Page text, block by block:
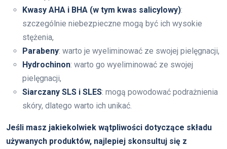
Kwasy AHA i BHA (w tym kwas salicylowy):
szczególnie niebezpieczne mogą być ich wysokie
stężenia,
Parabeny: warto je wyeliminować ze swojej pielęgnacji,
Hydrochinon: warto go wyeliminować ze swojej
pielęgnacji,
Siarczany SLS i SLES: mogą powodować podrażnienia
skóry, dlatego warto ich unikać.
Jeśli masz jakiekolwiek wątpliwości dotyczące składu
używanych produktów, najlepiej skonsultuj się z